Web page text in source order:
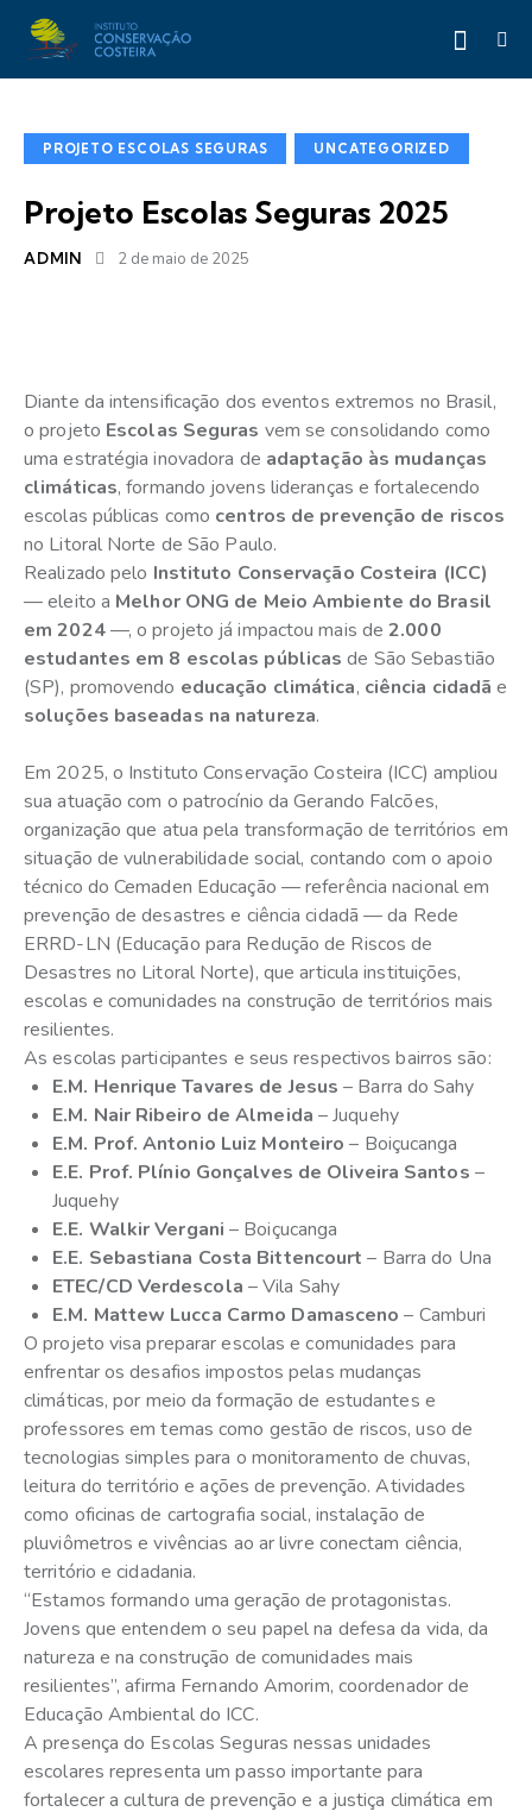
PROJETO ESCOLAS SEGURAS UNCATEGORIZED
Projeto Escolas Seguras 2025
ADMIN 2 de maio de 2025
Diante da intensificação dos eventos extremos no Brasil,
o projeto Escolas Seguras vem se consolidando como
uma estratégia inovadora de adaptação às mudanças
climáticas, formando jovens lideranças e fortalecendo
escolas públicas como centros de prevenção de riscos
no Litoral Norte de São Paulo.
Realizado pelo Instituto Conservação Costeira (ICC)
— eleito a Melhor ONG de Meio Ambiente do Brasil
em 2024—, o projeto já impactou mais de2.000
estudantes em 8 escolas públicas de São Sebastião
(SP), promovendo educação climática, ciência cidadã e
soluções baseadas na natureza.
Em 2025, o Instituto Conservação Costeira (ICC) ampliou
sua atuação com o patrocínio da Gerando Falcões,
organização que atua pela transformação de territórios em
situação de vulnerabilidade social, contando com o apoio
técnico do Cemaden Educação — referência nacional em
prevenção de desastres e ciência cidadã — da Rede
ERRD-LN (Educação para Redução de Riscos de
Desastres no Litoral Norte), que articula instituições,
escolas e comunidades na construção de territórios mais
resilientes.
As escolas participantes e seus respectivos bairros são:
E.M. Henrique Tavares de Jesus – Barra do Sahy
E.M. Nair Ribeiro de Almeida – Juquehy
E.M. Prof. Antonio Luiz Monteiro – Boiçucanga
E.E. Prof. Plínio Gonçalves de Oliveira Santos –
Juquehy
E.E. Walkir Vergani – Boiçucanga
E.E. Sebastiana Costa Bittencourt – Barra do Una
ETEC/CD Verdescola – Vila Sahy
E.M. Mattew Lucca Carmo Damasceno – Camburi
O projeto visa preparar escolas e comunidades para
enfrentar os desafios impostos pelas mudanças
climáticas, por meio da formação de estudantes e
professores em temas como gestão de riscos, uso de
tecnologias simples para o monitoramento de chuvas,
leitura do território e ações de prevenção. Atividades
como oficinas de cartografia social, instalação de
pluviômetros e vivências ao ar livre conectam ciência,
território e cidadania.
“Estamos formando uma geração de protagonistas.
Jovens que entendem o seu papel na defesa da vida, da
natureza e na construção de comunidades mais
resilientes”, afirma Fernando Amorim, coordenador de
Educação Ambiental do ICC.
A presença do Escolas Seguras nessas unidades
escolares representa um passo importante para
fortalecer a cultura de prevenção e a justiça climática em